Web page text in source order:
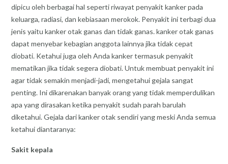
dipicu oleh berbagai hal seperti riwayat penyakit kanker pada
keluarga, radiasi, dan kebiasaan merokok. Penyakit ini terbagi dua
jenis yaitu kanker otak ganas dan tidak ganas. kanker otak ganas
dapat menyebar kebagian anggota lainnya jika tidak cepat
diobati. Ketahui juga oleh Anda kanker termasuk penyakit
mematikan jika tidak segera diobati. Untuk membuat penyakit ini
agar tidak semakin menjadi-jadi, mengetahui gejala sangat
penting. Ini dikarenakan banyak orang yang tidak memperdulikan
apa yang dirasakan ketika penyakit sudah parah barulah
diketahui. Gejala dari kanker otak sendiri yang meski Anda semua
ketahui diantaranya:
Sakit kepala